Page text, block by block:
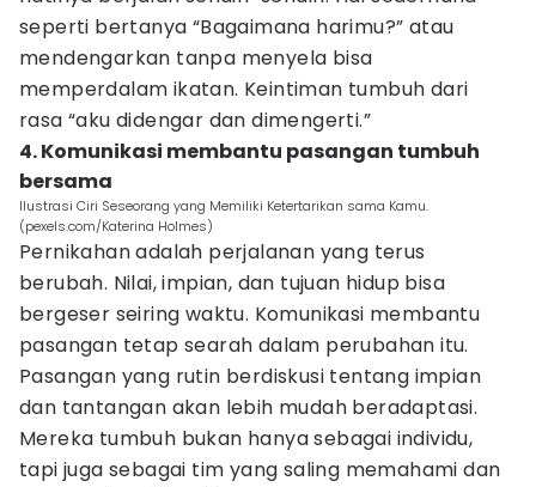
seperti bertanya “Bagaimana harimu?” atau
mendengarkan tanpa menyela bisa
memperdalam ikatan. Keintiman tumbuh dari
rasa “aku didengar dan dimengerti.”
4. Komunikasi membantu pasangan tumbuh
bersama
Ilustrasi Ciri Seseorang yang Memiliki Ketertarikan sama Kamu.
(pexels.com/Katerina Holmes)
Pernikahan adalah perjalanan yang terus
berubah. Nilai, impian, dan tujuan hidup bisa
bergeser seiring waktu. Komunikasi membantu
pasangan tetap searah dalam perubahan itu.
Pasangan yang rutin berdiskusi tentang impian
dan tantangan akan lebih mudah beradaptasi.
Mereka tumbuh bukan hanya sebagai individu,
tapi juga sebagai tim yang saling memahami dan